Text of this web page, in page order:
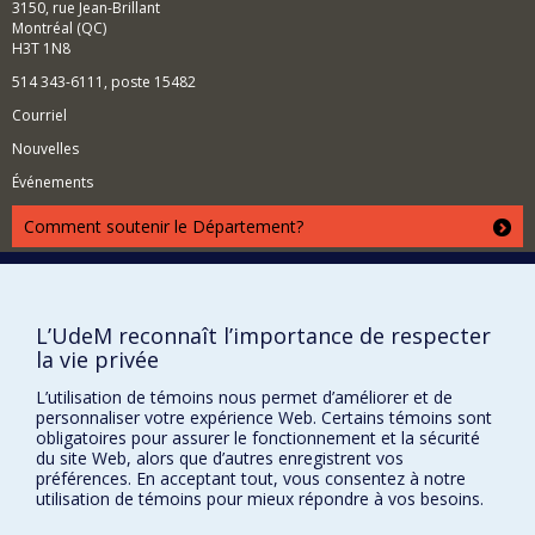
explorer la gestion intellectuelle, économique et sociale
des évènements culturels.
3150, rue Jean-Brillant
Montréal (QC)
H3T 1N8
514 343-6111, poste 15482
Courriel
Nouvelles
Événements
Comment soutenir le Département?
BESOIN D'AIDE?
Signaler une erreur
Accessibilité
FACULTÉ DES ARTS ET DES SCIENCES
Nos départements et écoles
Nos centres d'études
L’UdeM reconnaît l’importance de respecter
la vie privée
L’utilisation de témoins nous permet d’améliorer et de
personnaliser votre expérience Web. Certains témoins sont
obligatoires pour assurer le fonctionnement et la sécurité
du site Web, alors que d’autres enregistrent vos
préférences. En acceptant tout, vous consentez à notre
utilisation de témoins pour mieux répondre à vos besoins.